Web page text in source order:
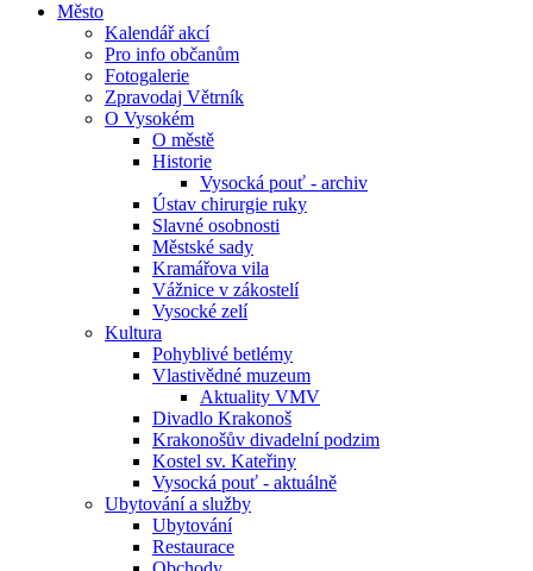
Město
Kalendář akcí
Pro info občanům
Fotogalerie
Zpravodaj Větrník
O Vysokém
O městě
Historie
Vysocká pouť - archiv
Ústav chirurgie ruky
Slavné osobnosti
Městské sady
Kramářova vila
Vážnice v zákostelí
Vysocké zelí
Kultura
Pohyblivé betlémy
Vlastivědné muzeum
Aktuality VMV
Divadlo Krakonoš
Krakonošův divadelní podzim
Kostel sv. Kateřiny
Vysocká pouť - aktuálně
Ubytování a služby
Ubytování
Restaurace